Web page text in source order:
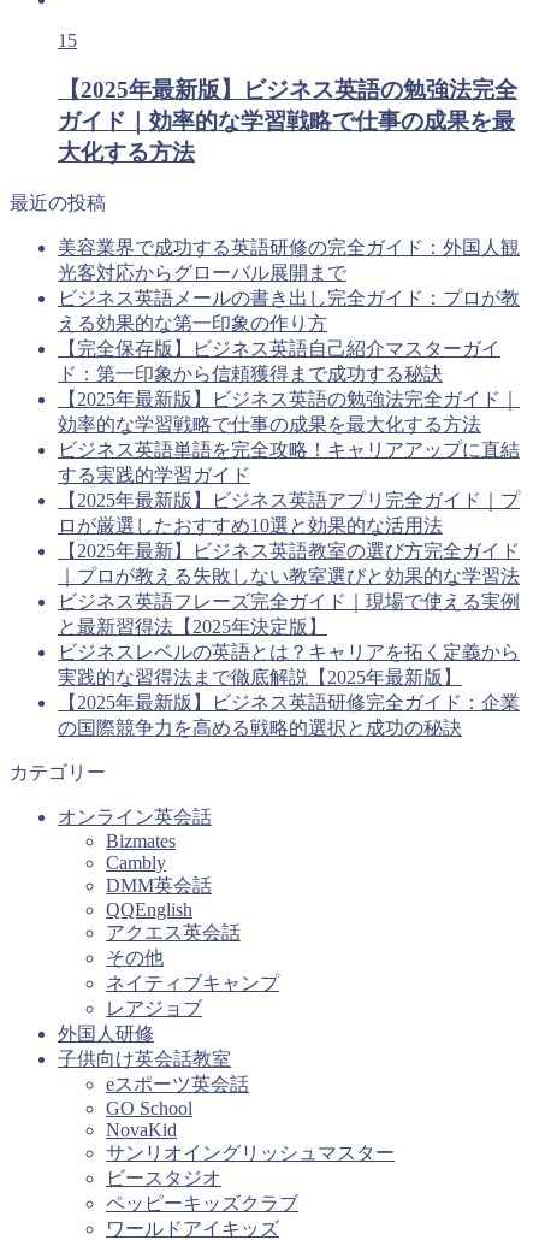
15
【2025年最新版】ビジネス英語の勉強法完全
ガイド｜効率的な学習戦略で仕事の成果を最
大化する方法
最近の投稿
美容業界で成功する英語研修の完全ガイド：外国人観
光客対応からグローバル展開まで
ビジネス英語メールの書き出し完全ガイド：プロが教
える効果的な第一印象の作り方
【完全保存版】ビジネス英語自己紹介マスターガイ
ド：第一印象から信頼獲得まで成功する秘訣
【2025年最新版】ビジネス英語の勉強法完全ガイド｜
効率的な学習戦略で仕事の成果を最大化する方法
ビジネス英語単語を完全攻略！キャリアアップに直結
する実践的学習ガイド
【2025年最新版】ビジネス英語アプリ完全ガイド｜プ
ロが厳選したおすすめ10選と効果的な活用法
【2025年最新】ビジネス英語教室の選び方完全ガイド
｜プロが教える失敗しない教室選びと効果的な学習法
ビジネス英語フレーズ完全ガイド｜現場で使える実例
と最新習得法【2025年決定版】
ビジネスレベルの英語とは？キャリアを拓く定義から
実践的な習得法まで徹底解説【2025年最新版】
【2025年最新版】ビジネス英語研修完全ガイド：企業
の国際競争力を高める戦略的選択と成功の秘訣
カテゴリー
オンライン英会話
Bizmates
Cambly
DMM英会話
QQEnglish
アクエス英会話
その他
ネイティブキャンプ
レアジョブ
外国人研修
子供向け英会話教室
eスポーツ英会話
GO School
NovaKid
サンリオイングリッシュマスター
ビースタジオ
ペッピーキッズクラブ
ワールドアイキッズ